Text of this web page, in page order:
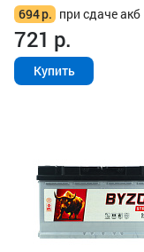
694р. при сдаче акб
721 р.
Купить